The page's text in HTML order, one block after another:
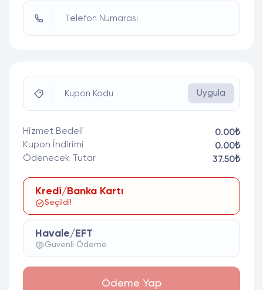
Telefon Numarası
Kupon Kodu Uygula
Hizmet Bedeli
0.00₺
Kupon İndirimi
0.00₺
Ödenecek Tutar
37.50₺
Kredi/Banka Kartı
Seçildi!
Havale/EFT
Güvenli Ödeme
Ödeme Yap